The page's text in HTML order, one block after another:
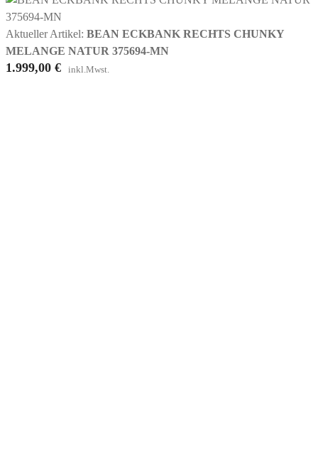
Aktueller Artikel: BEAN ECKBANK RECHTS CHUNKY
MELANGE NATUR 375694-MN
1.999,00 € inkl.Mwst.